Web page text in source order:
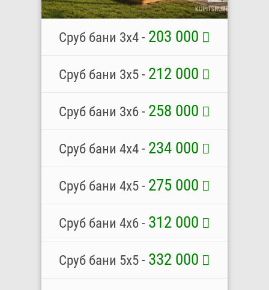
Сруб бани 3х4 - 203 000
Сруб бани 3х5 - 212 000
Сруб бани 3х6 - 258 000
Сруб бани 4х4 - 234 000
Сруб бани 4х5 - 275 000
Сруб бани 4х6 - 312 000
Сруб бани 5х5 - 332 000